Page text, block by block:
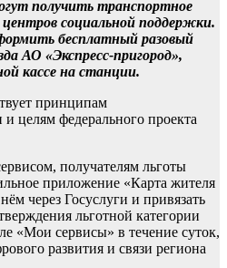
получить транспортное
социальной поддержки.
бесплатный разовый
АО «Экспресс-пригород»,
кассе на станции.
принципам
целям федерального проекта
получателям льготы
приложение «Карта жителя
через Госуслуги и привязать
льготной категории
«Мои сервисы» в течение суток,
развития и связи региона